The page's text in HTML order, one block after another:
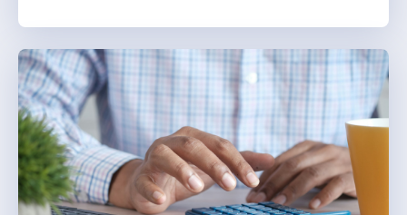
maistas ir kelios pramogos. Tačiau realybėje atostogos dažnai
pabrangsta ne dėl vieno didelio pirkinio, o dėl daugybės
smulkių klaidų, kurios ilgainiui susideda į nemažą sumą.